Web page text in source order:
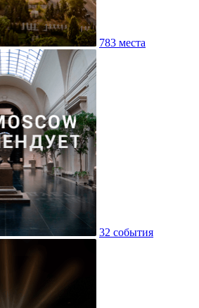
783 места
32 события